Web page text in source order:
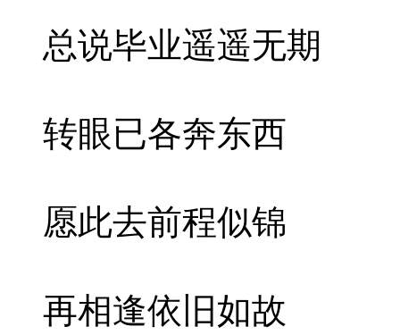
总说毕业遥遥无期
转眼已各奔东西
愿此去前程似锦
再相逢依旧如故